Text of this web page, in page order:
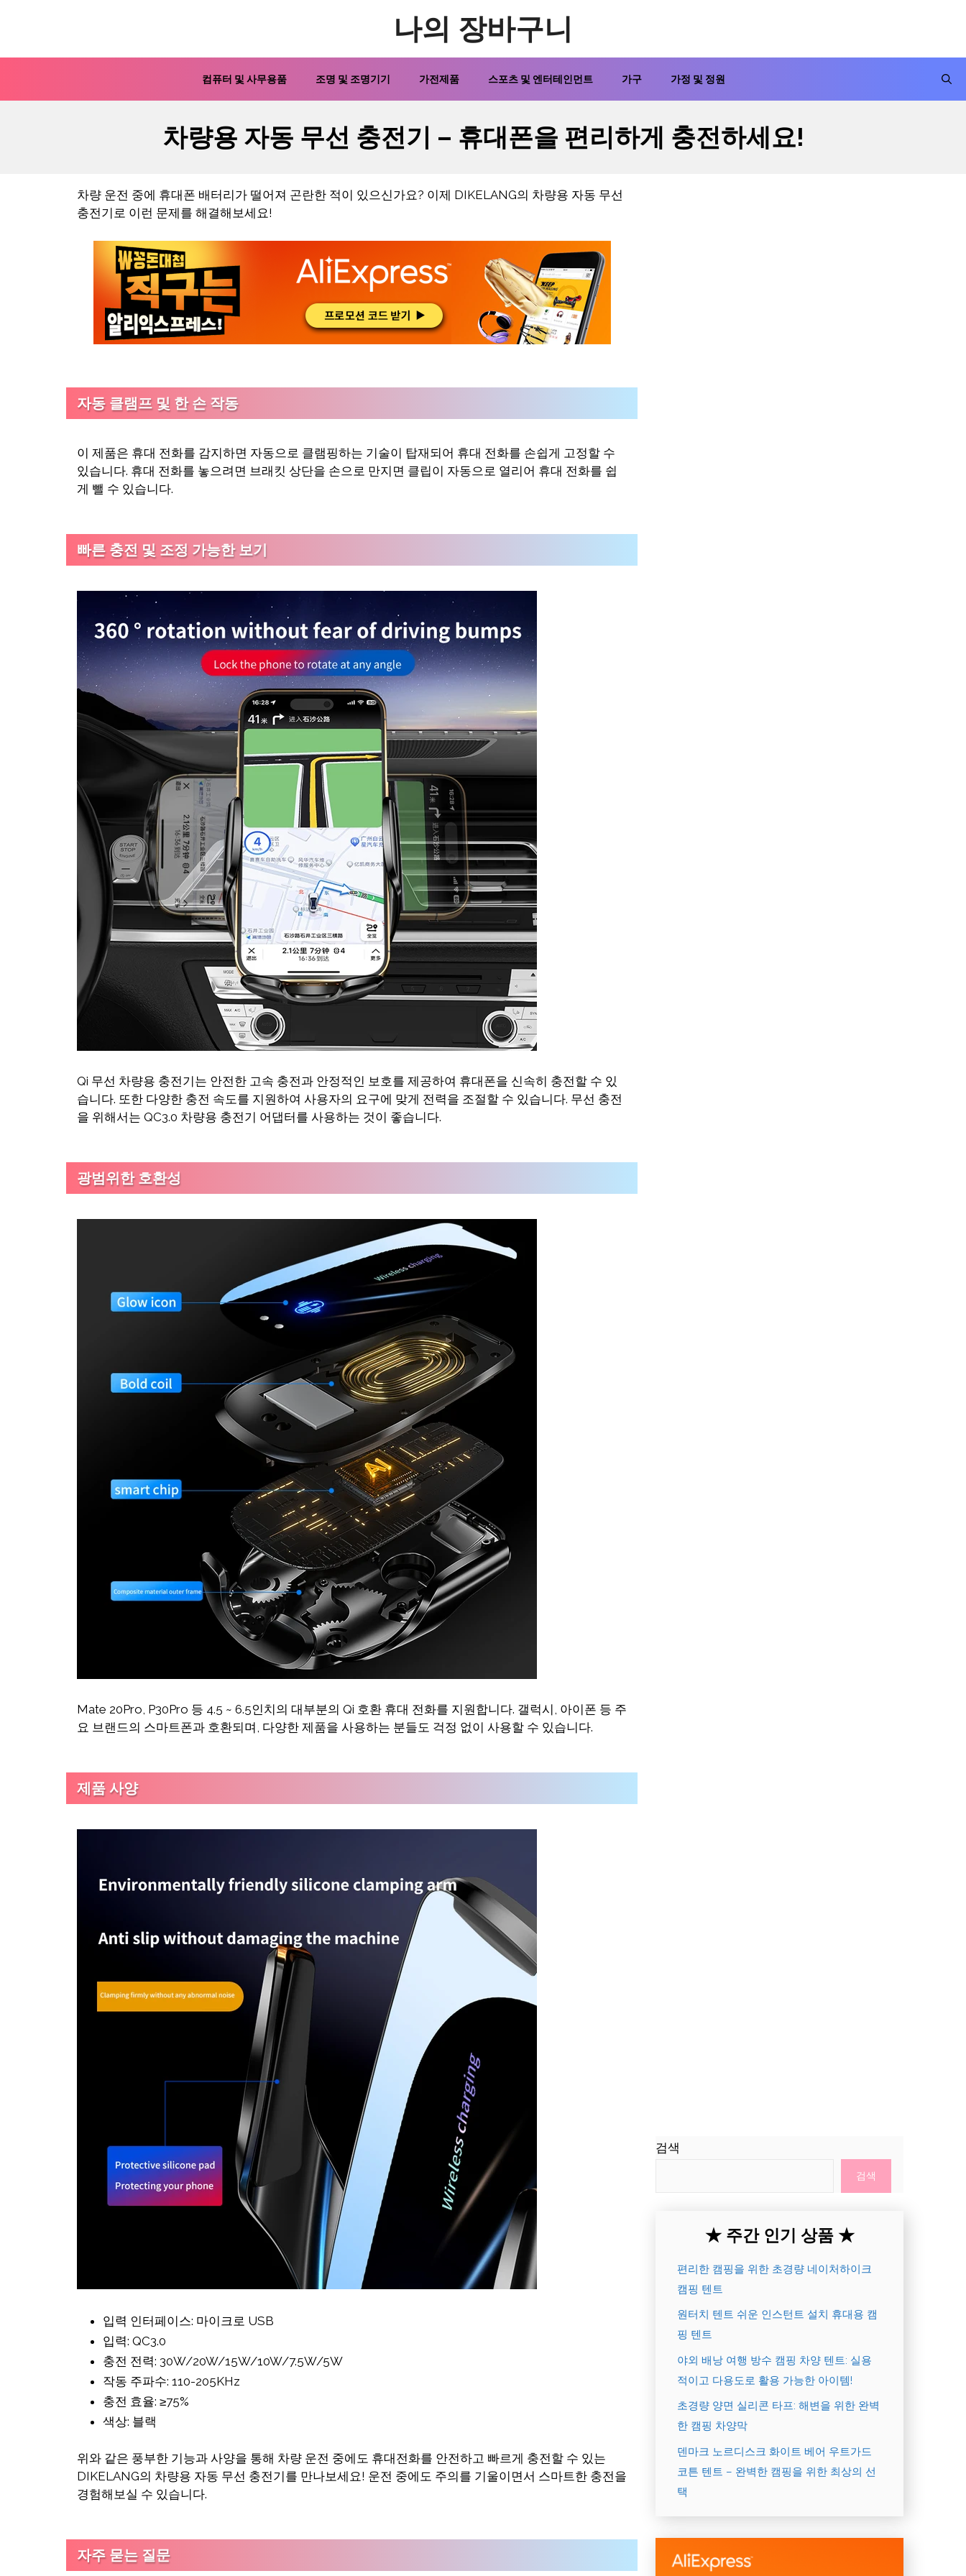
츠
건
나의 장바구니
컴퓨터 및 사무용품 조명 및 조명기기 가전제품 스포츠 및 엔터테인먼트 가구 가정 및 정원
차량용 자동 무선 충전기 – 휴대폰을 편리하게 충전하세요!
차량 운전 중에 휴대폰 배터리가 떨어져 곤란한 적이 있으신가요? 이제 DIKELANG의 차량용 자동 무선
충전기로 이런 문제를 해결해보세요!
자동 클램프 및 한 손 작동
이 제품은 휴대 전화를 감지하면 자동으로 클램핑하는 기술이 탑재되어 휴대 전화를 손쉽게 고정할 수
있습니다. 휴대 전화를 놓으려면 브래킷 상단을 손으로 만지면 클립이 자동으로 열리어 휴대 전화를 쉽
게 뺄 수 있습니다.
빠른 충전 및 조정 가능한 보기
Qi 무선 차량용 충전기는 안전한 고속 충전과 안정적인 보호를 제공하여 휴대폰을 신속히 충전할 수 있
습니다. 또한 다양한 충전 속도를 지원하여 사용자의 요구에 맞게 전력을 조절할 수 있습니다. 무선 충전
을 위해서는 QC3.0 차량용 충전기 어댑터를 사용하는 것이 좋습니다.
광범위한 호환성
Mate 20Pro, P30Pro 등 4.5 ~ 6.5인치의 대부분의 Qi 호환 휴대 전화를 지원합니다. 갤럭시, 아이폰 등 주
요 브랜드의 스마트폰과 호환되며, 다양한 제품을 사용하는 분들도 걱정 없이 사용할 수 있습니다.
제품 사양
입력 인터페이스: 마이크로 USB
입력: QC3.0
충전 전력: 30W/20W/15W/10W/7.5W/5W
작동 주파수: 110-205KHz
충전 효율: ≥75%
색상: 블랙
위와 같은 풍부한 기능과 사양을 통해 차량 운전 중에도 휴대전화를 안전하고 빠르게 충전할 수 있는
DIKELANG의 차량용 자동 무선 충전기를 만나보세요! 운전 중에도 주의를 기울이면서 스마트한 충전을
경험해보실 수 있습니다.
자주 묻는 질문
검색
검색
★ 주간 인기 상품 ★
편리한 캠핑을 위한 초경량 네이처하이크
캠핑 텐트
원터치 텐트 쉬운 인스턴트 설치 휴대용 캠
핑 텐트
야외 배낭 여행 방수 캠핑 차양 텐트: 실용
적이고 다용도로 활용 가능한 아이템!
초경량 양면 실리콘 타프: 해변을 위한 완벽
한 캠핑 차양막
덴마크 노르디스크 화이트 베어 우트가드
코튼 텐트 – 완벽한 캠핑을 위한 최상의 선
택